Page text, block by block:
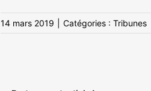
14 mars 2019 Catégories : Tribunes